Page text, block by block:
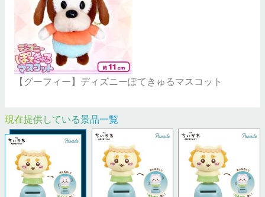
【グーフィー】ディズニーぽてきゅるマスコット
現在提供している景品一覧